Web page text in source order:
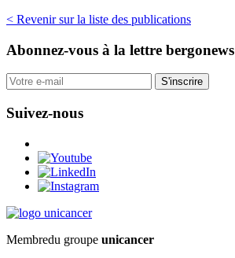
< Revenir sur la liste des publications
Abonnez-vous à la lettre bergonews
S'inscrire
Suivez-nous
Membredu groupe unicancer